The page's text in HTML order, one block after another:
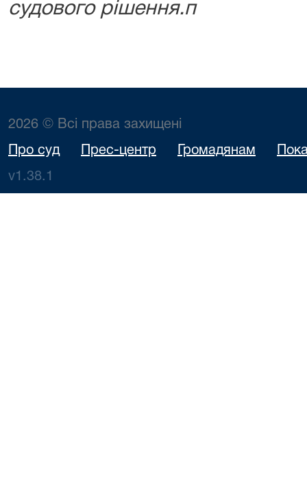
судового рішення.п
2026 © Всі права захищені
Про суд Прес-центр Громадянам
v1.38.1